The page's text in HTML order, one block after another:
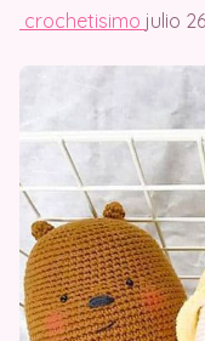
crochetisimo julio